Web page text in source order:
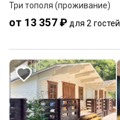
Три тополя (проживание)
от 13 357 ₽ для 2 гостей